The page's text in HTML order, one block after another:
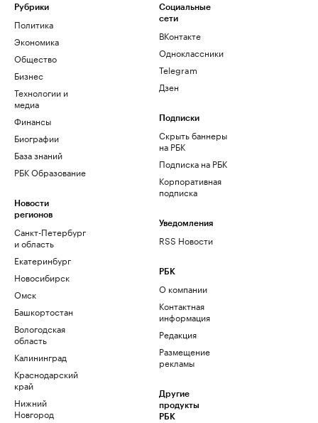
Рубрики
Политика
Экономика
Общество
Бизнес
Технологии и
медиа
Финансы
Биографии
База знаний
РБК Образование
Новости
регионов
Санкт-Петербург
и область
Екатеринбург
Новосибирск
Омск
Башкортостан
Вологодская
область
Калининград
Краснодарский
край
Нижний
Новгород
Социальные
сети
ВКонтакте
Одноклассники
Telegram
Дзен
Подписки
Скрыть баннеры
на РБК
Подписка на РБК
Корпоративная
подписка
Уведомления
RSS Новости
РБК
О компании
Контактная
информация
Редакция
Размещение
рекламы
Другие
продукты
РБК